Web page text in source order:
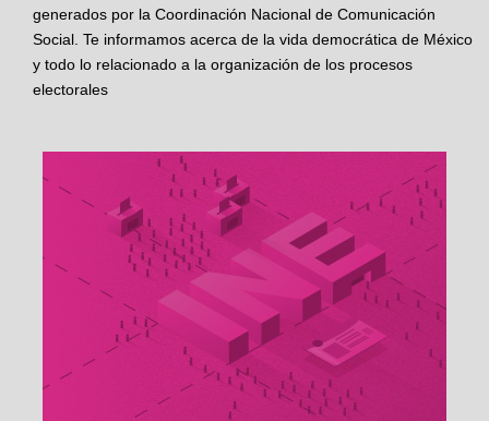
generados por la Coordinación Nacional de Comunicación
Social. Te informamos acerca de la vida democrática de México
y todo lo relacionado a la organización de los procesos
electorales